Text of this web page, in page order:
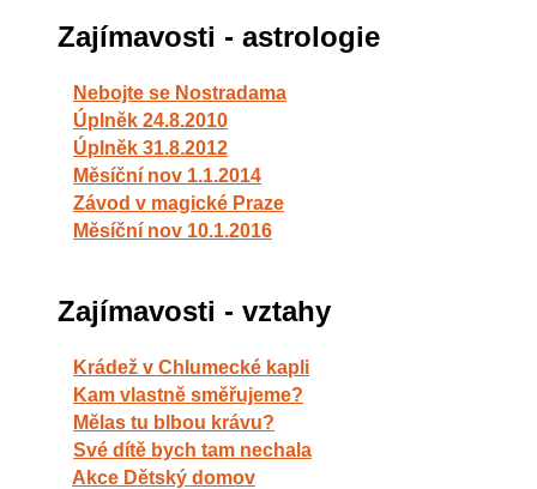
Zajímavosti - astrologie
Nebojte se Nostradama
Úplněk 24.8.2010
Úplněk 31.8.2012
Měsíční nov 1.1.2014
Závod v magické Praze
Měsíční nov 10.1.2016
Zajímavosti - vztahy
Krádež v Chlumecké kapli
Kam vlastně směřujeme?
Mělas tu blbou krávu?
Své dítě bych tam nechala
Akce Dětský domov